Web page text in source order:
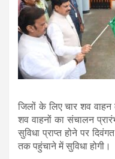
जिलों के लिए चार शव
शव वाहनों का संचालन
सुविधा प्राप्त होने पर
तक पहुंचाने में सुविधा होगी।